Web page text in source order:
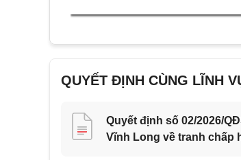
QUYẾT ĐỊNH CÙNG LĨNH
Quyết định số 02/2026/
Vĩnh Long về tranh chấp